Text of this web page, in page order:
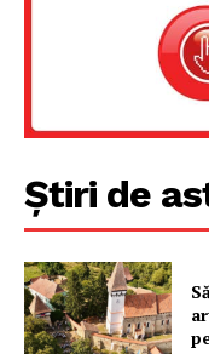
Știri de